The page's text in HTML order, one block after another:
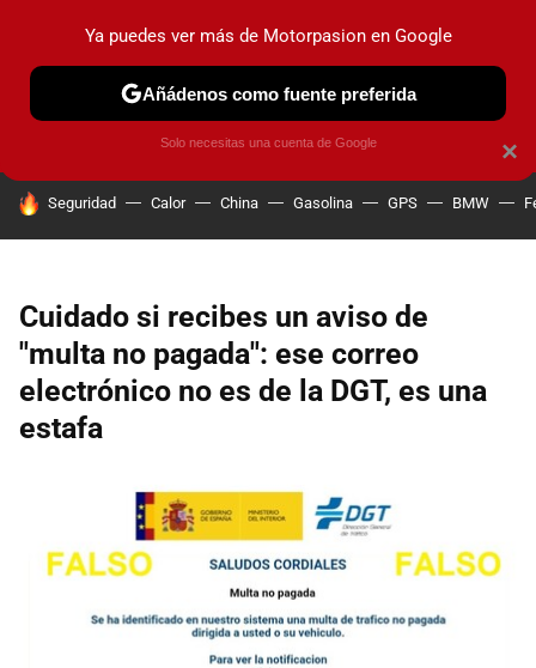
PRUEBAS COCHES ELÉCTRICOS OBSERVATORIO
HOY SE HABLA DE
Seguridad Calor China Gasolina GPS BMW
Cuidado si recibes un aviso de
"multa no pagada": ese correo
electrónico no es de la DGT, es una
estafa
×
Ya puedes ver más de Motorpasion en Google
Añádenos como fuente preferida
Solo necesitas una cuenta de Google